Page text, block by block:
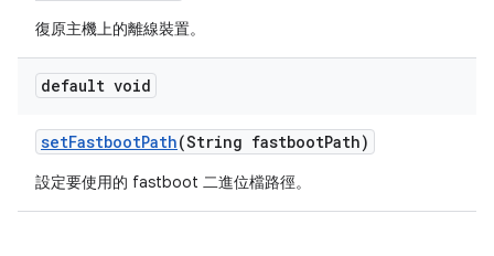
復原主機上的離線裝置。
default void
setFastbootPath(String fastbootPath)
設定要使用的 fastboot 二進位檔路徑。